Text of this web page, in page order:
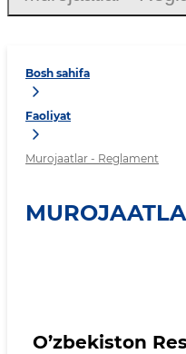
Bosh sahifa
Faoliyat
Murojaatlar - Reglament
O’zbekiston